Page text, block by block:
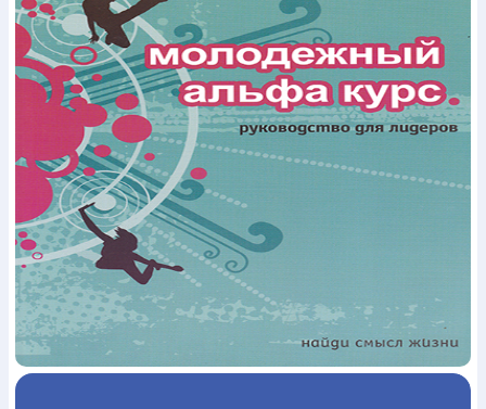
Богослов`я
Шлюб і сім`я Юдаїзм
Супутні товари
ПеріодикаАудіо Ручки кульковіВідеоГалантерея
Закладки для книгФутболкиБрелокиСумкиБіжутерія
БлокнотиЩоденники / щотижневикиВироби з дерева
Вироби з кераміки і глиниВироби з сріблаКартини
Навчальні мапиШкіряні вироби Магніти
Металеві
виробиМіні-лампиНаклейки Настільні ігриПакети
подарунковіПлакатиПластмасові вироби
Подарункові карткиРозвиваючі ігри Репринти
ЗошитиФотокартиниЧохли на Библії
КалендаріКанцелярскі товари
ЛистівкиСувенирна продукціяГодинники
Книга в комплекті
За додатковою інформацією дзвоніть за номером:+38